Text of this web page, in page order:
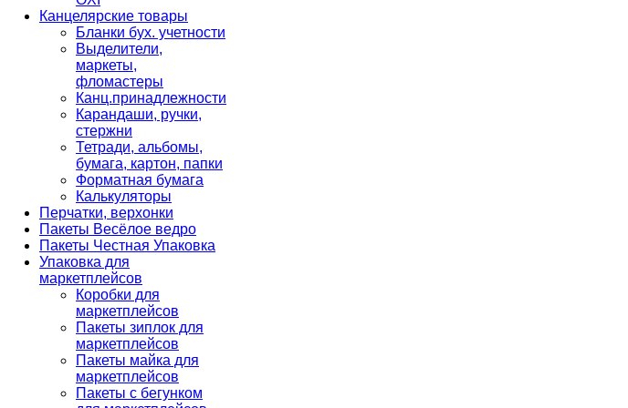
Канцелярские товары
Бланки бух. учетности
Выделители,
маркеты,
фломастеры
Канц.принадлежности
Карандаши, ручки,
стержни
Тетради, альбомы,
бумага, картон, папки
Форматная бумага
Калькуляторы
Перчатки, верхонки
Пакеты Весёлое ведро
Пакеты Честная Упаковка
Упаковка для
маркетплейсов
Коробки для
маркетплейсов
Пакеты зиплок для
маркетплейсов
Пакеты майка для
маркетплейсов
Пакеты с бегунком